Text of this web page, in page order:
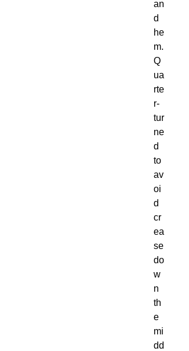
an
d
he
m.
Q
ua
rte
r-
tur
ne
d
to
av
oi
d
cr
ea
se
do
w
n
th
e
mi
dd